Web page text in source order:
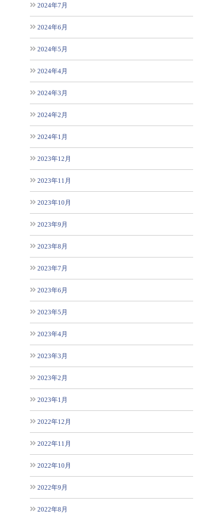
2024年7月
2024年6月
2024年5月
2024年4月
2024年3月
2024年2月
2024年1月
2023年12月
2023年11月
2023年10月
2023年9月
2023年8月
2023年7月
2023年6月
2023年5月
2023年4月
2023年3月
2023年2月
2023年1月
2022年12月
2022年11月
2022年10月
2022年9月
2022年8月